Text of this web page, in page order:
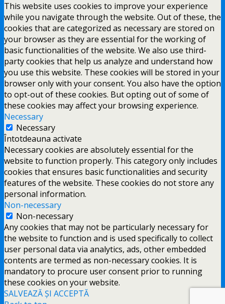
This website uses cookies to improve your experience
while you navigate through the website. Out of these, the
cookies that are categorized as necessary are stored on
your browser as they are essential for the working of
basic functionalities of the website. We also use third-
party cookies that help us analyze and understand how
you use this website. These cookies will be stored in your
browser only with your consent. You also have the option
to opt-out of these cookies. But opting out of some of
these cookies may affect your browsing experience.
Necessary
Necessary
Întotdeauna activate
Necessary cookies are absolutely essential for the
website to function properly. This category only includes
cookies that ensures basic functionalities and security
features of the website. These cookies do not store any
personal information.
Non-necessary
Non-necessary
Any cookies that may not be particularly necessary for
the website to function and is used specifically to collect
user personal data via analytics, ads, other embedded
contents are termed as non-necessary cookies. It is
mandatory to procure user consent prior to running
these cookies on your website.
SALVEAZĂ ȘI ACCEPTĂ